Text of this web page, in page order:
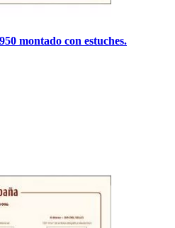
montado con estuches.